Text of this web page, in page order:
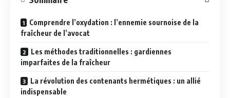
Comprendre l’oxydation : l’ennemie sournoise de la
fraîcheur de l’avocat
Les méthodes traditionnelles : gardiennes
imparfaites de la fraîcheur
La révolution des contenants hermétiques : un allié
indispensable